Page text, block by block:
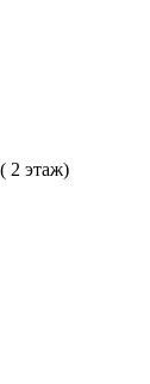
2 этаж)